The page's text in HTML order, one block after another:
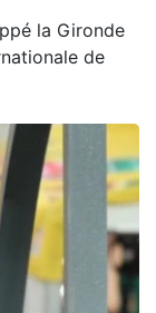
la Gironde
de